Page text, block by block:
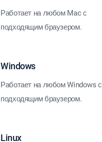
Работает на любом Mac с
подходящим браузером.
Windows
Работает на любом Windows с
подходящим браузером.
Linux